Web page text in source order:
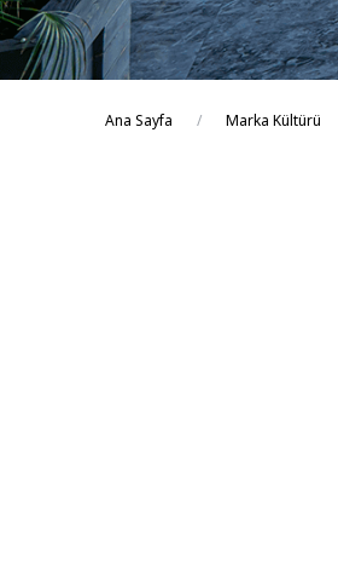
Ana Sayfa Marka Kültürü